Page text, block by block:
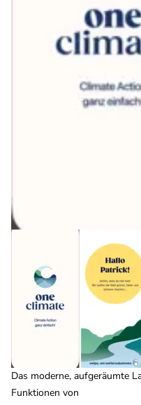
Das moderne, aufgeräumte
Funktionen von